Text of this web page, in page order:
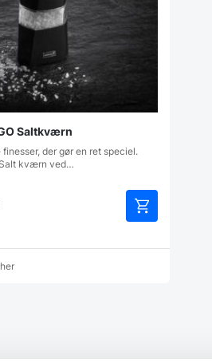
Saltkværn
finesser, der gør en ret speciel.
kværn ved…